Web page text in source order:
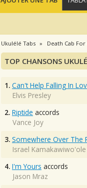
Ukulélé Tabs Death Cab For
TOP CHANSONS
1. Can't Help Falling In
Elvis Presley
2. Riptide accords
Vance Joy
3. Somewhere Over The
Israel Kamakawiwo'ole
4. I'm Yours accords
Jason Mraz